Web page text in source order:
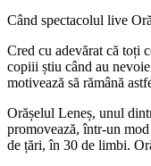
Când spectacolul live
Cred cu adevărat că toți
copiii știu când au
motivează să rămână
Orășelul Leneș, unul
promovează, într-un
de țări, în 30 de limbi.